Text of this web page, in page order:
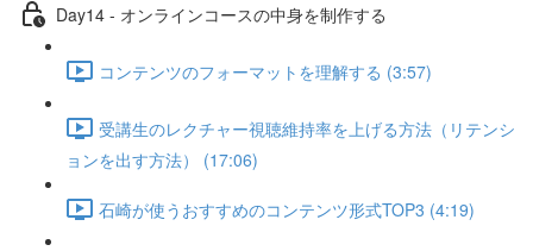
Day14 - オンラインコースの中身を制作する
コンテンツのフォーマットを理解する (3:57)
受講生のレクチャー視聴維持率を上げる方法（リテンシ
ョンを出す方法） (17:06)
石崎が使うおすすめのコンテンツ形式TOP3 (4:19)